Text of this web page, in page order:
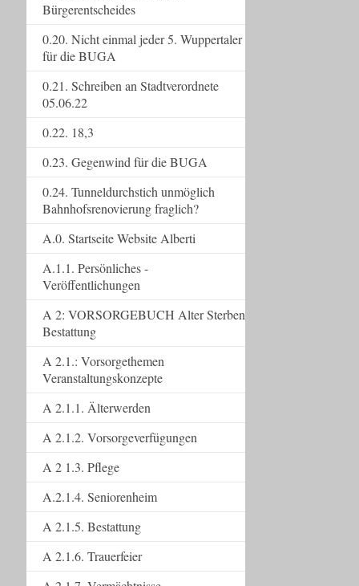
Bürgerentscheides
0.20. Nicht einmal jeder 5. Wuppertaler
für die BUGA
0.21. Schreiben an Stadtverordnete
05.06.22
0.22. 18,3
0.23. Gegenwind für die BUGA
0.24. Tunneldurchstich unmöglich
Bahnhofsrenovierung fraglich?
A.0. Startseite Website Alberti
A.1.1. Persönliches -
Veröffentlichungen
A 2: VORSORGEBUCH Alter Sterben
Bestattung
A 2.1.: Vorsorgethemen
Veranstaltungskonzepte
A 2.1.1. Älterwerden
A 2.1.2. Vorsorgeverfügungen
A 2 1.3. Pflege
A.2.1.4. Seniorenheim
A 2.1.5. Bestattung
A 2.1.6. Trauerfeier